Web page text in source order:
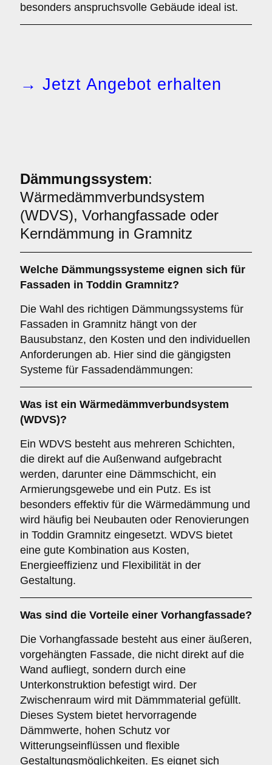
besonders anspruchsvolle Gebäude ideal ist.
→ Jetzt Angebot erhalten
Dämmungssystem:
Wärmedämmverbundsystem
(WDVS), Vorhangfassade oder
Kerndämmung in Gramnitz
Welche Dämmungssysteme eignen sich für
Fassaden in Toddin Gramnitz?
Die Wahl des richtigen Dämmungssystems für
Fassaden in Gramnitz hängt von der
Bausubstanz, den Kosten und den individuellen
Anforderungen ab. Hier sind die gängigsten
Systeme für Fassadendämmungen:
Was ist ein Wärmedämmverbundsystem
(WDVS)?
Ein WDVS besteht aus mehreren Schichten,
die direkt auf die Außenwand aufgebracht
werden, darunter eine Dämmschicht, ein
Armierungsgewebe und ein Putz. Es ist
besonders effektiv für die Wärmedämmung und
wird häufig bei Neubauten oder Renovierungen
in Toddin Gramnitz eingesetzt. WDVS bietet
eine gute Kombination aus Kosten,
Energieeffizienz und Flexibilität in der
Gestaltung.
Was sind die Vorteile einer Vorhangfassade?
Die Vorhangfassade besteht aus einer äußeren,
vorgehängten Fassade, die nicht direkt auf die
Wand aufliegt, sondern durch eine
Unterkonstruktion befestigt wird. Der
Zwischenraum wird mit Dämmmaterial gefüllt.
Dieses System bietet hervorragende
Dämmwerte, hohen Schutz vor
Witterungseinflüssen und flexible
Gestaltungsmöglichkeiten. Es eignet sich